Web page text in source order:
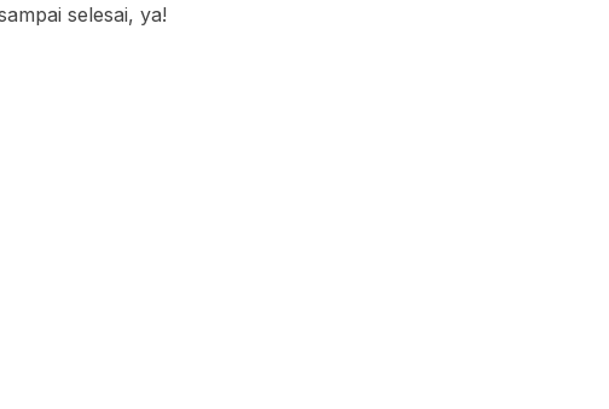
selesai, ya!